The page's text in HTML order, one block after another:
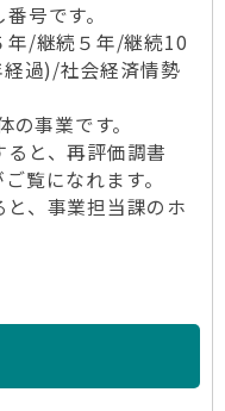
号です。
/継続５年/継続10
過)/社会経済情勢
事業です。
と、再評価調書
覧になれます。
、事業担当課のホ